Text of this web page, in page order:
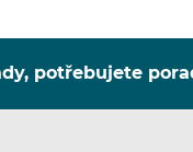
potřebujete